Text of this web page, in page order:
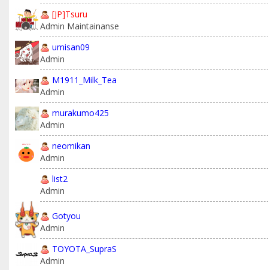
[JP]Tsuru
Admin Maintainanse
umisan09
Admin
M1911_Milk_Tea
Admin
murakumo425
Admin
neomikan
Admin
list2
Admin
Gotyou
Admin
TOYOTA_SupraS
Admin